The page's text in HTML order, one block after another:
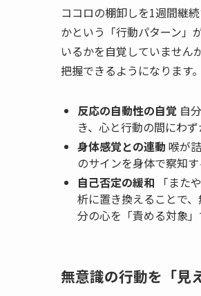
ココロの棚卸しを1週間継
かという「行動パターン」
いるかを自覚していません
把握できるようになります。
反応の自動性の自覚 自
き、心と行動の間にわ
身体感覚との連動 喉が
のサインを身体で察知す
自己否定の緩和 「また
析に置き換えることで
分の心を「責める対象
無意識の行動を「見